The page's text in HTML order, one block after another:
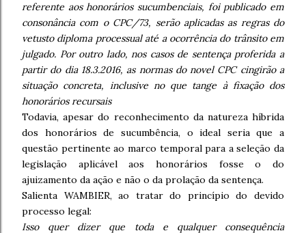
referente aos honorários sucumbenciais, foi publicado em
consonância com o CPC/73, serão aplicadas as regras do
vetusto diploma processual até a ocorrência do trânsito em
julgado. Por outro lado, nos casos de sentença proferida a
partir do dia 18.3.2016, as normas do novel CPC cingirão a
situação concreta, inclusive no que tange à fixação dos
honorários recursais
Todavia, apesar do reconhecimento da natureza híbrida
dos honorários de sucumbência, o ideal seria que a
questão pertinente ao marco temporal para a seleção da
legislação aplicável aos honorários fosse o do
ajuizamento da ação e não o da prolação da sentença.
Salienta WAMBIER, ao tratar do princípio do devido
processo legal:
Isso quer dizer que toda e qualquer consequência